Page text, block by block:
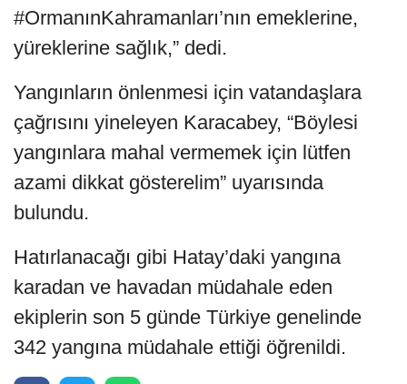
#OrmanınKahramanları’nın emeklerine,
yüreklerine sağlık,” dedi.
Yangınların önlenmesi için vatandaşlara
çağrısını yineleyen Karacabey, “Böylesi
yangınlara mahal vermemek için lütfen
azami dikkat gösterelim” uyarısında
bulundu.
Hatırlanacağı gibi Hatay’daki yangına
karadan ve havadan müdahale eden
ekiplerin son 5 günde Türkiye genelinde
342 yangına müdahale ettiği öğrenildi.